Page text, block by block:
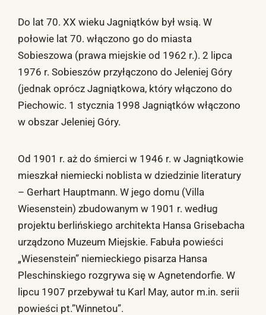
Do lat 70. XX wieku Jagniątków był wsią. W
połowie lat 70. włączono go do miasta
Sobieszowa (prawa miejskie od 1962 r.). 2 lipca
1976 r. Sobieszów przyłączono do Jeleniej Góry
(jednak oprócz Jagniątkowa, który włączono do
Piechowic. 1 stycznia 1998 Jagniątków włączono
w obszar Jeleniej Góry.
Od 1901 r. aż do śmierci w 1946 r. w Jagniątkowie
mieszkał niemiecki noblista w dziedzinie literatury
– Gerhart Hauptmann. W jego domu (Villa
Wiesenstein) zbudowanym w 1901 r. według
projektu berlińskiego architekta Hansa Grisebacha
urządzono Muzeum Miejskie. Fabuła powieści
„Wiesenstein” niemieckiego pisarza Hansa
Pleschinskiego rozgrywa się w Agnetendorfie. W
lipcu 1907 przebywał tu Karl May, autor m.in. serii
powieści pt.”Winnetou”.